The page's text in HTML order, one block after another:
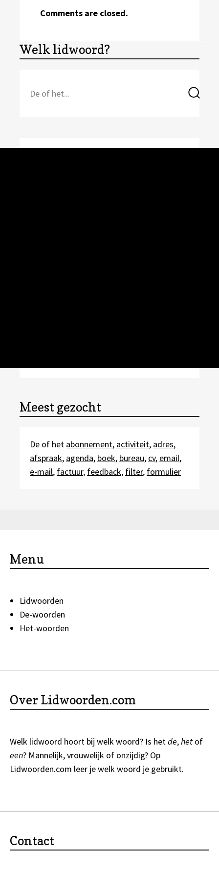
Comments are closed.
Welk lidwoord?
for:
Meest gezocht
De of het abonnement, activiteit, adres,
afspraak, agenda, boek, bureau, cv, email,
e-mail, factuur, feedback, filter, formulier
Menu
Lidwoorden
De-woorden
Het-woorden
Over Lidwoorden.com
Welk lidwoord hoort bij welk woord? Is hetde,het of
een? Mannelijk, vrouwelijk of onzijdig? Op
Lidwoorden.com leer je welk woord je gebruikt.
Contact